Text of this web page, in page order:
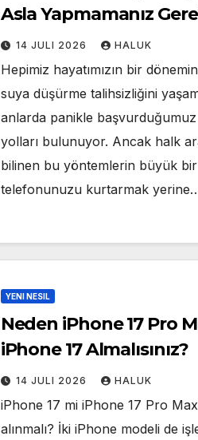
Asla Yapmamanız
14 JULI 2026 HALUK
Hepimiz hayatımızın bir
suya düşürme talihsizliğini
anlarda panikle
yolları bulunuyor. Ancak halk
bilinen bu yöntemlerin büyük bir
telefonunuzu kurtarmak
YENI NESIL
Neden iPhone 17 Pro
iPhone 17 Almalısınız?
14 JULI 2026 HALUK
iPhone 17 mi iPhone 17 Pro Max
alınmalı? İki iPhone modeli de